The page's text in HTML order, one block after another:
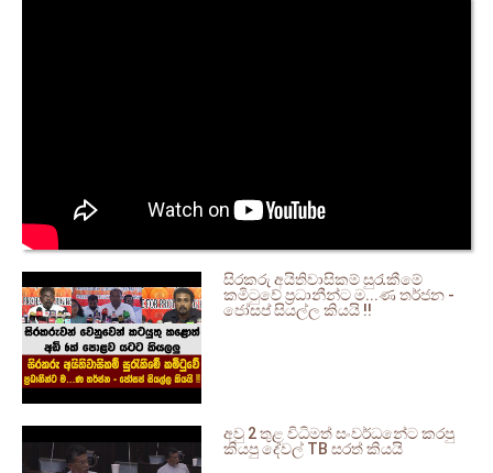
සිරකරු අයිතිවාසිකම් සුරැකීමේ
කමිටුවේ ප්‍රධානීන්ට ම...ණ තර්ජන -
ජෝසප් සියල්ල කියයි !!
අවු 2 තුළ විධිමත් සංවර්ධනේට කරපු
කියපු දේවල් TB සරත් කියයි